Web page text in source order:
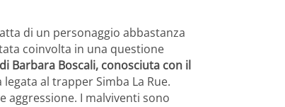
di un personaggio abbastanza
coinvolta in una questione
Barbara Boscali, conosciuta con il
al trapper Simba La Rue.
aggressione. I malviventi sono